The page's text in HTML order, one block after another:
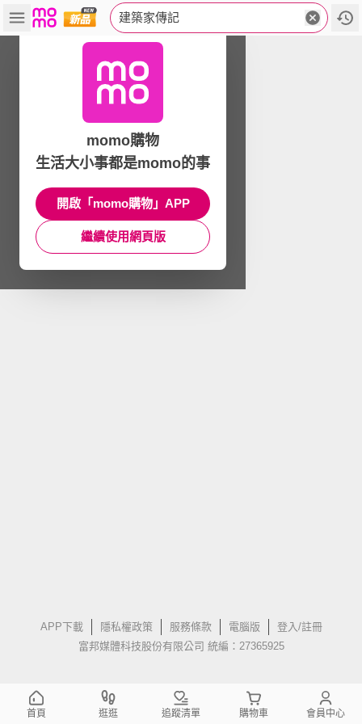
建築家傳記
APP下載 隱私權政策 服務條款 電腦版
登入/註冊
富邦媒體科技股份有限公司 統編：27365925
momo購物
生活大小事都是momo的事
開啟「momo購物」APP
繼續使用網頁版
首頁 逛逛 追蹤清單 購物車 會員中心